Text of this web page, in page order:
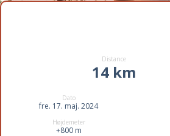
Distance
14 km
Dato
fre. 17. maj. 2024
Højdemeter
+800 m